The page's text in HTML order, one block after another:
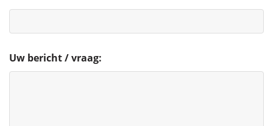
Uw bericht / vraag: